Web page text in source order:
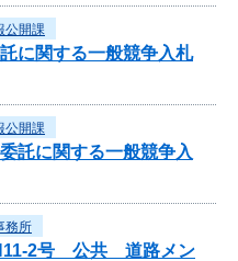
公開課
に関する一般競争入札
公開課
託に関する一般競争入
務所
2号 公共 道路メン